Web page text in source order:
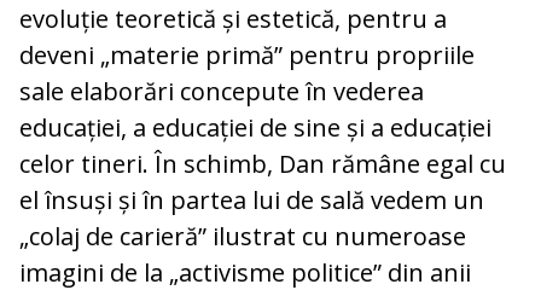
evoluție teoretică și estetică, pentru a
deveni „materie primă” pentru propriile
sale elaborări concepute în vederea
educației, a educației de sine și a educației
celor tineri. În schimb, Dan rămâne egal cu
el însuși și în partea lui de sală vedem un
„colaj de carieră” ilustrat cu numeroase
imagini de la „activisme politice” din anii